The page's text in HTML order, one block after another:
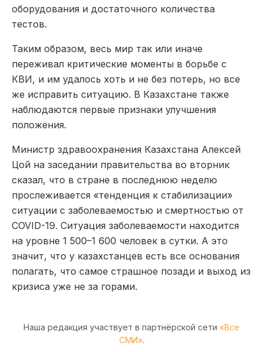
оборудования и достаточного количества
тестов.
Таким образом, весь мир так или иначе
переживал критические моменты в борьбе с
КВИ, и им удалось хоть и не без потерь, но все
же исправить ситуацию. В Казахстане также
наблюдаются первые признаки улучшения
положения.
Министр здравоохранения Казахстана Алексей
Цой на заседании правительства во вторник
сказал, что в стране в последнюю неделю
прослеживается «тенденция к стабилизации»
ситуации с заболеваемостью и смертностью от
COVID-19. Ситуация заболеваемости находится
на уровне 1 500­–1 600 человек в сутки. А это
значит, что у казахстанцев есть все основания
полагать, что самое страшное позади и выход из
кризиса уже не за горами.
Наша редакция участвует в партнёрской сети «Все
СМИ».